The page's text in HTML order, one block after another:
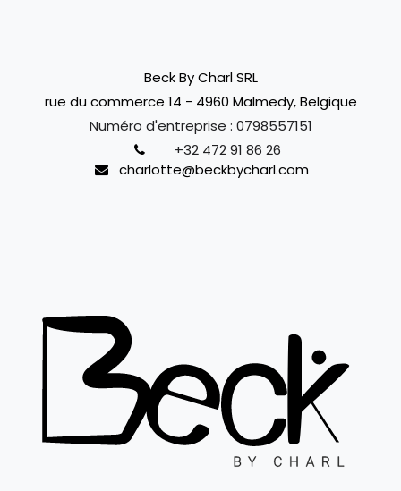
Beck By Charl SRL
rue du commerce 14 - 4960 Malmedy, Belgique
Numéro d'entreprise : 0798557151
+32 472 91 86 26
charlotte@beckbycharl.com